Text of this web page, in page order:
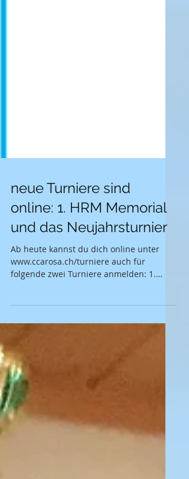
neue Turniere sind
online: 1. HRM Memorial
und das Neujahrsturnier
www.ccarosa.ch/turniere auch für
folgende zwei Turniere anmelden: 1.